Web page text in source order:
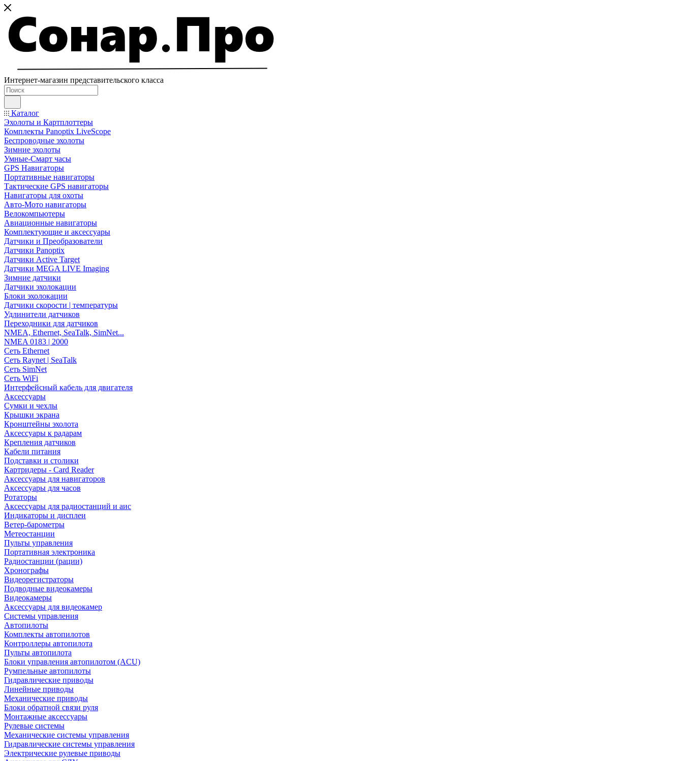
Интернет-магазин представительского класса
Каталог
Эхолоты и Картплоттеры
Комплекты Panoptix LiveScope
Беспроводные эхолоты
Зимние эхолоты
Умные-Смарт часы
GPS Навигаторы
Портативные навигаторы
Тактические GPS навигаторы
Навигаторы для охоты
Авто-Мото навигаторы
Велокомпьютеры
Авиационные навигаторы
Комплектующие и аксессуары
Датчики и Преобразователи
Датчики Panoptix
Датчики Active Target
Датчики MEGA LIVE Imaging
Зимние датчики
Датчики эхолокации
Блоки эхолокации
Датчики скорости | температуры
Удлинители датчиков
Переходники для датчиков
NMEA, Ethernet, SeaTalk, SimNet...
NMEA 0183 | 2000
Сеть Ethernet
Сеть Raynet | SeaTalk
Сеть SimNet
Сеть WiFi
Интерфейсный кабель для двигателя
Аксессуары
Сумки и чехлы
Крышки экрана
Кронштейны эхолота
Аксессуары к радарам
Крепления датчиков
Кабели питания
Подставки и столики
Картридеры - Card Reader
Аксессуары для навигаторов
Аксессуары для часов
Ротаторы
Аксессуары для радиостанций и аис
Индикаторы и дисплеи
Ветер-барометры
Метеостанции
Пульты управления
Портативная электроника
Радиостанции (рации)
Хронографы
Видеорегистраторы
Подводные видеокамеры
Видеокамеры
Аксессуары для видеокамер
Системы управления
Автопилоты
Комплекты автопилотов
Контроллеры автопилота
Пульты автопилота
Блоки управления автопилотом (ACU)
Румпельные автопилоты
Гидравлические приводы
Линейные приводы
Механические приводы
Блоки обратной связи руля
Монтажные аксессуары
Рулевые системы
Механические системы управления
Гидравлические системы управления
Электрические рулевые приводы